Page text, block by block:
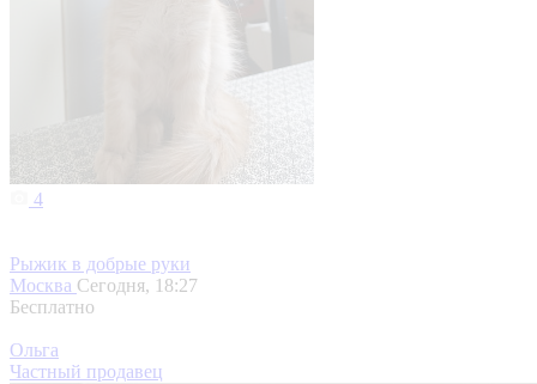
4
Рыжик в добрые руки
Москва Сегодня, 18:27
Бесплатно
Ольга
Частный продавец